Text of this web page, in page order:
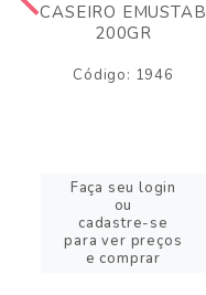
CASEIRO EMUSTAB
200GR
Código: 1946
Faça seu login
ou
cadastre-se
para ver preços
e comprar